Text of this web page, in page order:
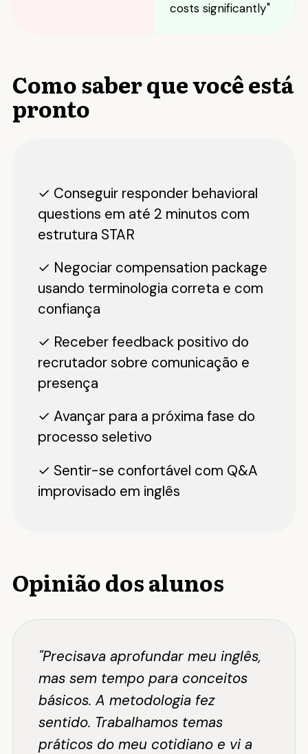
costs significantly"
Como saber que você está
pronto
✓ Conseguir responder behavioral
questions em até 2 minutos com
estrutura STAR
✓ Negociar compensation package
usando terminologia correta e com
confiança
✓ Receber feedback positivo do
recrutador sobre comunicação e
presença
✓ Avançar para a próxima fase do
processo seletivo
✓ Sentir-se confortável com Q&A
improvisado em inglês
Opinião dos alunos
"Precisava aprofundar meu inglês,
mas sem tempo para conceitos
básicos. A metodologia fez
sentido. Trabalhamos temas
práticos do meu cotidiano e vi a